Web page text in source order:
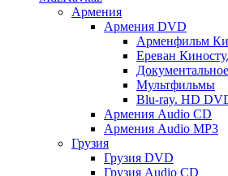
Армения
Армения DVD
Арменфильм
Ереван
Мультфильмы
Blu-ray. HD
Армения Audio CD
Армения Audio MP3
Грузия
Грузия DVD
Грузия Audio CD